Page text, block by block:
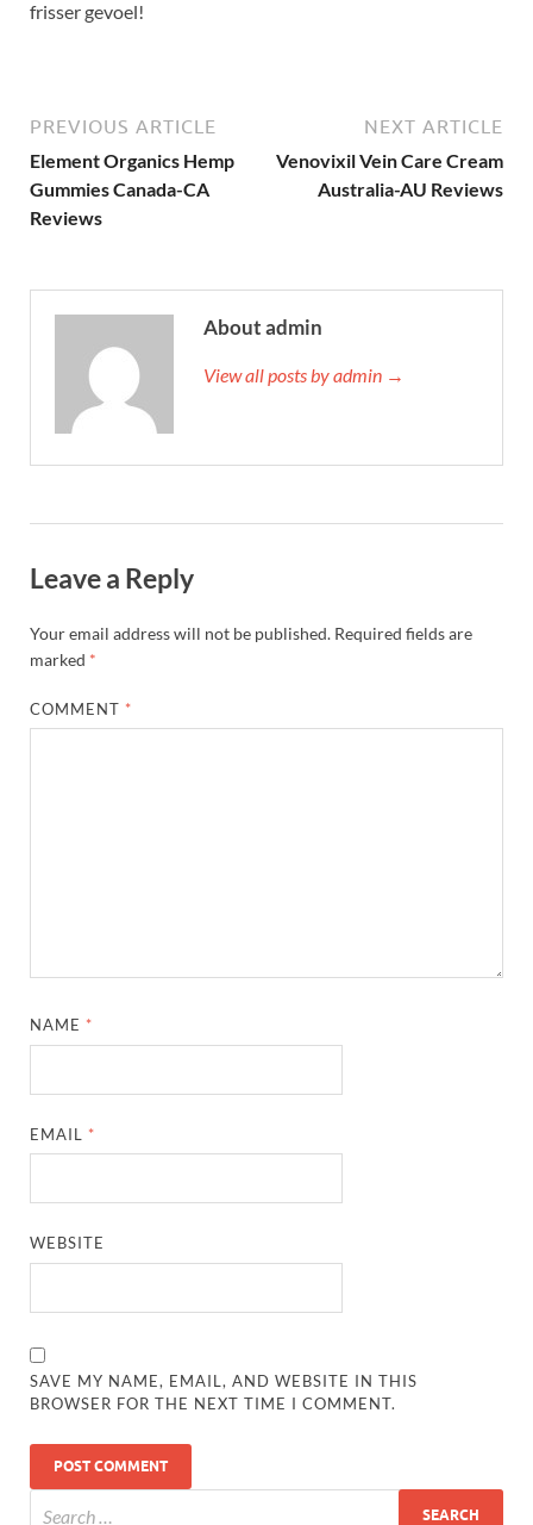
frisser gevoel!
PREVIOUS ARTICLE
Element Organics Hemp
Gummies Canada-CA
Reviews
NEXT ARTICLE
Venovixil Vein Care Cream
Australia-AU Reviews
About admin
View all posts by admin →
Leave a Reply
Your email address will not be published. Required fields are
marked *
COMMENT *
NAME *
EMAIL *
WEBSITE
SAVE MY NAME, EMAIL, AND WEBSITE IN THIS
BROWSER FOR THE NEXT TIME I COMMENT.